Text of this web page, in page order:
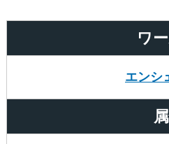
ワ
エンシ